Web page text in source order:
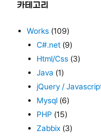
카테고리
Works (109)
C#.net (9)
Html/Css (3)
Java (1)
jQuery /
Mysql (6)
PHP (15)
Zabbix (3)